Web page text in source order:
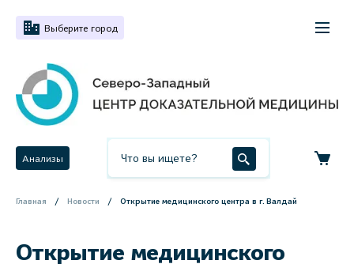
Выберите город
Анализы
Главная Новости Открытие медицинского центра в г. Валдай
Открытие медицинского